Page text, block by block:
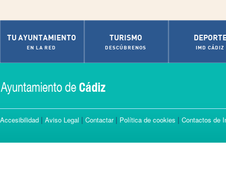
TU AYUNTAMIENTO
EN LA RED
TURISMO
DESCÚBRENOS IMD CÁDIZ
Accesibilidad | Aviso Legal | Contactar| Política de cookies | Contactos de